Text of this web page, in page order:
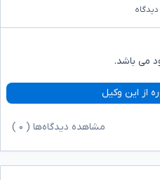
دیدگاه
می باشد.
از این وکیل
مشاهده دیدگاه‌ها ( ۰